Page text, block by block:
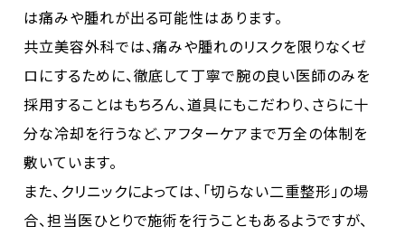
は痛みや腫れが出る可能性はあります。
共立美容外科では、痛みや腫れのリスクを限りなくゼ
ロにするために、徹底して丁寧で腕の良い医師のみを
採用することはもちろん、道具にもこだわり、さらに十
分な冷却を行うなど、アフターケアまで万全の体制を
敷いています。
また、クリニックによっては、「切らない二重整形」の場
合、担当医ひとりで施術を行うこともあるようですが、